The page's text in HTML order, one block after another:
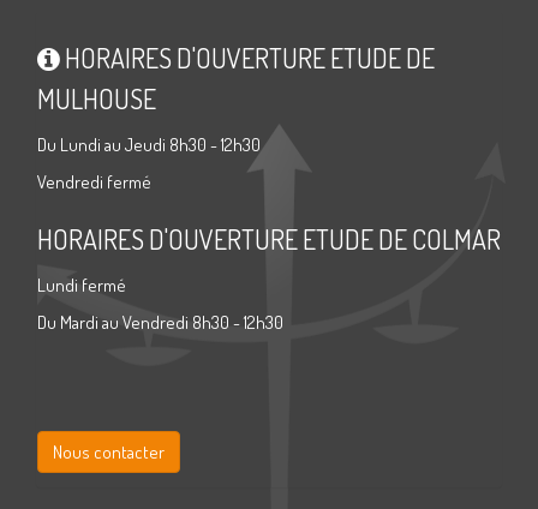
HORAIRES D'OUVERTURE ETUDE DE
MULHOUSE
Du Lundi au Jeudi 8h30 - 12h30
Vendredi fermé
HORAIRES D'OUVERTURE ETUDE DE COLMAR
Lundi fermé
Du Mardi au Vendredi 8h30 - 12h30
Nous contacter